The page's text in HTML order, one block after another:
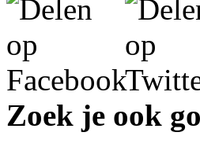
Zoek je ook